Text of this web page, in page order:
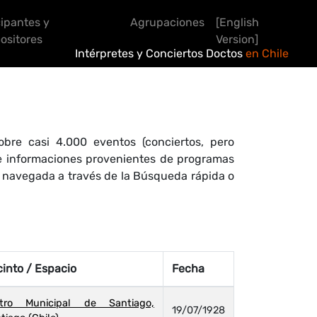
y
Agrupaciones
[English
Version]
Intérpretes y Conciertos Doctos en Chile
casi 4.000 eventos (conciertos, pero
provenientes de programas
a través de la Búsqueda rápida o
/ Espacio Fecha
Municipal de Santiago,
19/07/1928